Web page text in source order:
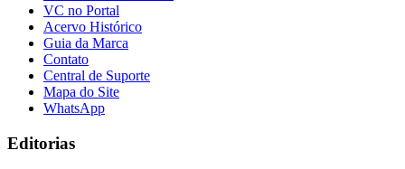
VC no Portal
Acervo Histórico
Guia da Marca
Contato
Central de Suporte
Mapa do Site
WhatsApp
Editorias